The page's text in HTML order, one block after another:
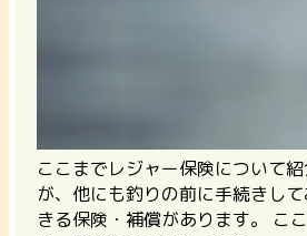
ここまでレジャー保険について
が、他にも釣りの前に手続きし
きる保険・補償があります。 こ